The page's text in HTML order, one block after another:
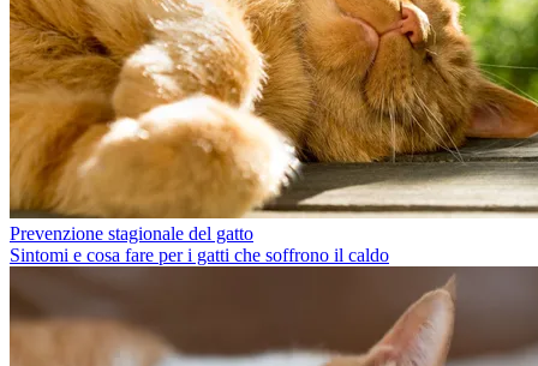
Prevenzione stagionale del gatto
Sintomi e cosa fare per i gatti che soffrono il caldo